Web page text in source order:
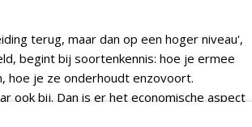
terug, maar dan op een hoger niveau',
begint bij soortenkennis: hoe je ermee
hoe je ze onderhoudt enzovoort.
ook bij. Dan is er het economische aspect
berekenen hoeveel de machine kost die